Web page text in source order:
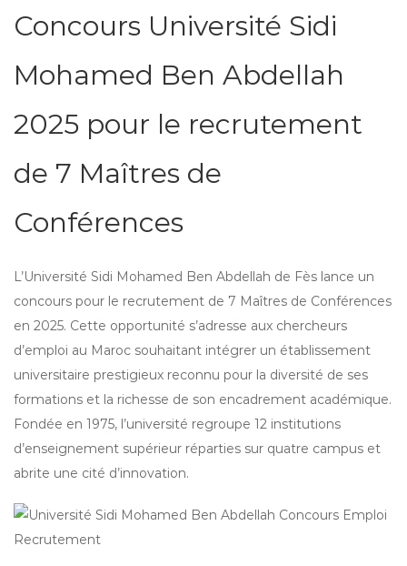
Concours Université Sidi
Mohamed Ben Abdellah
2025 pour le recrutement
de 7 Maîtres de
Conférences
L’Université Sidi Mohamed Ben Abdellah de Fès lance un
concours pour le recrutement de 7 Maîtres de Conférences
en 2025. Cette opportunité s’adresse aux chercheurs
d’emploi au Maroc souhaitant intégrer un établissement
universitaire prestigieux reconnu pour la diversité de ses
formations et la richesse de son encadrement académique.
Fondée en 1975, l’université regroupe 12 institutions
d’enseignement supérieur réparties sur quatre campus et
abrite une cité d’innovation.